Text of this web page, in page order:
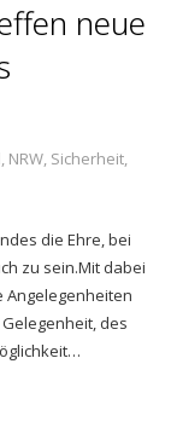
neue
, NRW, Sicherheit,
die Ehre, bei
zu sein.Mit dabei
des